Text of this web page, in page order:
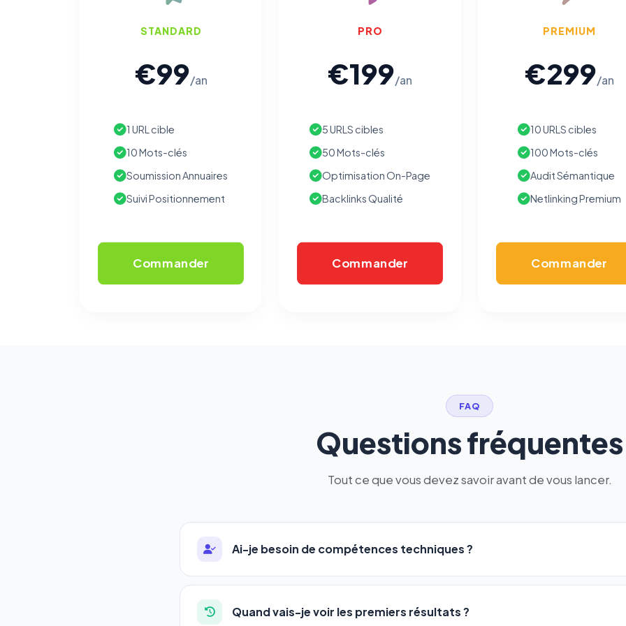
STANDARD
€99/an
1 URL cible
10 Mots-clés
Soumission Annuaires
Suivi Positionnement
Commander
PRO
€199/an
5 URLS cibles
50 Mots-clés
Optimisation On-Page
Backlinks Qualité
Commander
PREMIUM
€299/an
10 URLS cibles
100 Mots-clés
Audit Sémantique
Netlinking Premium
Commander
FAQ
Questions fréquentes
Tout ce que vous devez savoir avant de vous lancer.
Ai-je besoin de compétences techniques ?
Absolument pas. Notre logiciel a été conçu pour être accessible àtous les profils:
auto-entrepreneurs, PME ou agences. Pas de code, pas de configuration complexe —
l'adresse de votre site, décrivez votre activité, et le logiciel gère tout en automatique
Quand vais-je voir les premiers résultats ?